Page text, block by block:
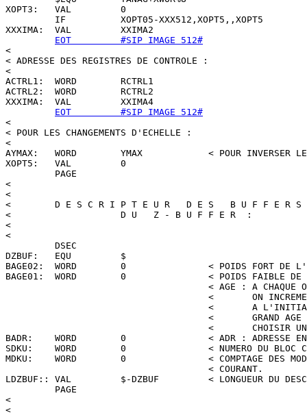
EOT         #SIP IMAGE 512#
<
< ADRESSE DES REGISTRES DE CONTROLE :
<
ACTRL1:  WORD        RCTRL1
ACTRL2:  WORD        RCTRL2
XXXIMA:  VAL         XXIMA4
EOT         #SIP IMAGE 512#